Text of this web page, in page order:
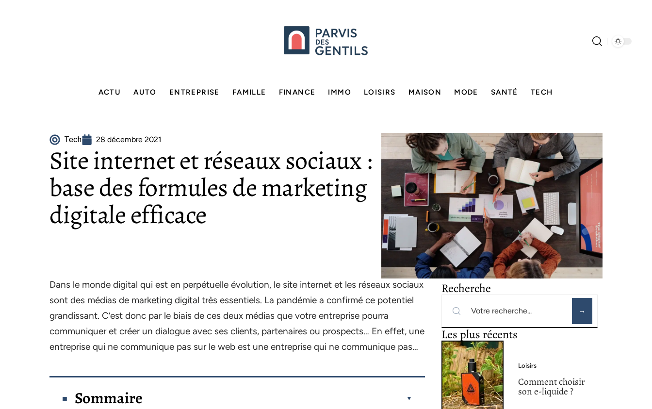
ACTU AUTO ENTREPRISE FAMILLE FINANCE IMMO LOISIRS MAISON MODE SANTÉ TECH
Tech 28 décembre 2021
Site internet et réseaux sociaux :
base des formules de marketing
digitale efficace
Dans le monde digital qui est en perpétuelle évolution, le site internet et les réseaux sociaux
sont des médias de marketing digital très essentiels. La pandémie a confirmé ce potentiel
grandissant. C’est donc par le biais de ces deux médias que votre entreprise pourra
communiquer et créer un dialogue avec ses clients, partenaires ou prospects… En effet, une
entreprise qui ne communique pas sur le web est une entreprise qui ne communique pas…
Sommaire
Recherche
Les plus récents
Loisirs
Comment choisir
son e-liquide ?